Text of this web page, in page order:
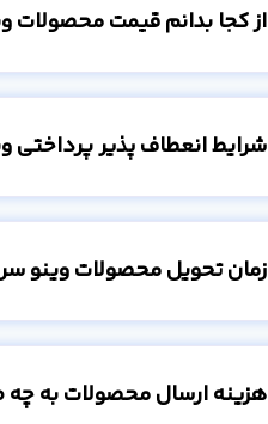
از کجا بدانم قیمت محصولات
شرایط انعطاف پذیر
زمان تحویل محصولات وینو
هزینه ارسال محصولات به